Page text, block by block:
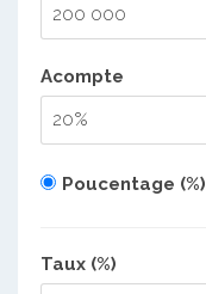
Acompte
Poucentage (%)
Taux (%)